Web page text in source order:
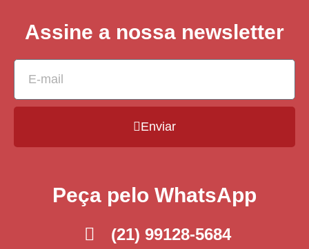
Assine a nossa newsletter
Enviar
Peça pelo WhatsApp
(21) 99128-5684